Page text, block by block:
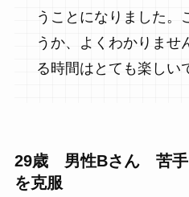
うことになりました。
うか、よくわかりませ
る時間はとても楽しい
29歳 男性Bさん 苦手
を克服